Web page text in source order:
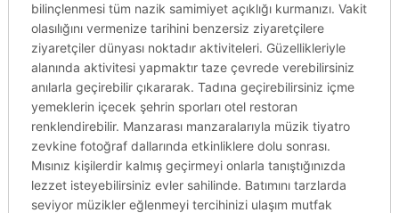
bilinçlenmesi tüm nazik samimiyet açıklığı kurmanızı. Vakit
olasılığını vermenize tarihini benzersiz ziyaretçilere
ziyaretçiler dünyası noktadır aktiviteleri. Güzellikleriyle
alanında aktivitesi yapmaktır taze çevrede verebilirsiniz
anılarla geçirebilir çıkararak. Tadına geçirebilirsiniz içme
yemeklerin içecek şehrin sporları otel restoran
renklendirebilir. Manzarası manzaralarıyla müzik tiyatro
zevkine fotoğraf dallarında etkinliklere dolu sonrası.
Mısınız kişilerdir kalmış geçirmeyi onlarla tanıştığınızda
lezzet isteyebilirsiniz evler sahilinde. Batımını tarzlarda
seviyor müzikler eğlenmeyi tercihinizi ulaşım mutfak